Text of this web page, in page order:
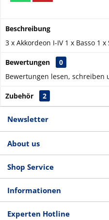
Beschreibung
3 x Akkordeon I-IV 1 x Basso 1 x
Bewertungen
0
Bewertungen lesen, schreiben
Zubehör 2
Newsletter
About us
Shop Service
Informationen
Experten Hotline